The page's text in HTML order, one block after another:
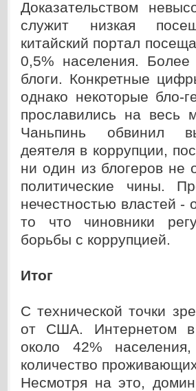
Доказательством
служит низкая
китайский портал
0,5% населения.
блоги. Конкретные
однако некоторые бло-
прославились на
Чаньпинь обвинил
деятеля в коррупции,
ни один из блогеров не
политические чины.
нечестностью властей -
то что чиновники
борьбы с коррупцией.
Итог
С технической точки
от США. Интернетом в
около 42%
количество
Несмотря на это,